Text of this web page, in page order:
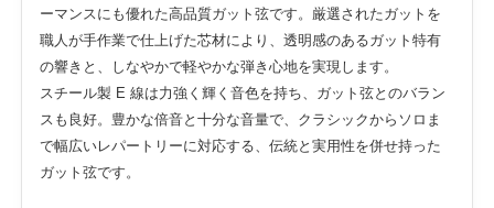
ーマンスにも優れた高品質ガット弦です。厳選されたガットを
職人が手作業で仕上げた芯材により、透明感のあるガット特有
の響きと、しなやかで軽やかな弾き心地を実現します。
スチール製 E 線は力強く輝く音色を持ち、ガット弦とのバラン
スも良好。豊かな倍音と十分な音量で、クラシックからソロま
で幅広いレパートリーに対応する、伝統と実用性を併せ持った
ガット弦です。